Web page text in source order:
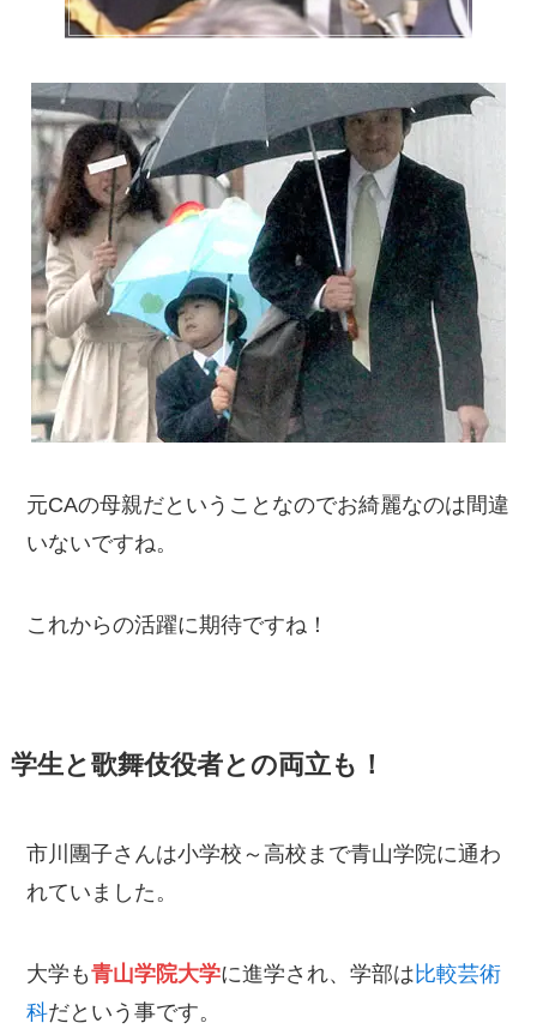
元CAの母親だということなのでお綺麗なのは間違
いないですね。
これからの活躍に期待ですね！
学生と歌舞伎役者との両立も！
市川團子さんは小学校～高校まで青山学院に通わ
れていました。
大学も青山学院大学に進学され、学部は 比較芸術
科だという事です。